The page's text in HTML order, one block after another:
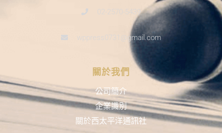
02-2570-5439
wppress0731@gmail.com
關於我們
公司簡介
企業識別
關於西太平洋通訊社